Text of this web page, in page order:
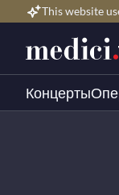
This website
Концерты